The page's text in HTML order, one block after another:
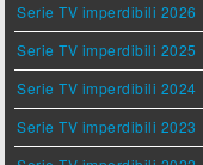
Serie TV imperdibili 2026
Serie TV imperdibili 2025
Serie TV imperdibili 2024
Serie TV imperdibili 2023